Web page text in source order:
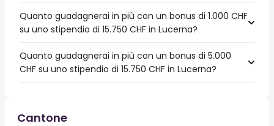
Quanto guadagnerai in più con un bonus di 1.000 CHF
su uno stipendio di 15.750 CHF in Lucerna?
Quanto guadagnerai in più con un bonus di 5.000
CHF su uno stipendio di 15.750 CHF in Lucerna?
Cantone